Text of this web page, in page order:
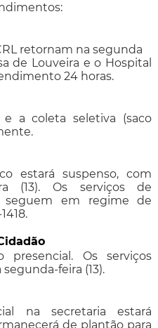
retornam na segunda
de Louveira e o Hospital
24 horas.
a coleta seletiva (saco
estará suspenso, com
(13). Os serviços de
seguem em regime de
presencial. Os serviços
feira (13).
na secretaria estará
de plantão para